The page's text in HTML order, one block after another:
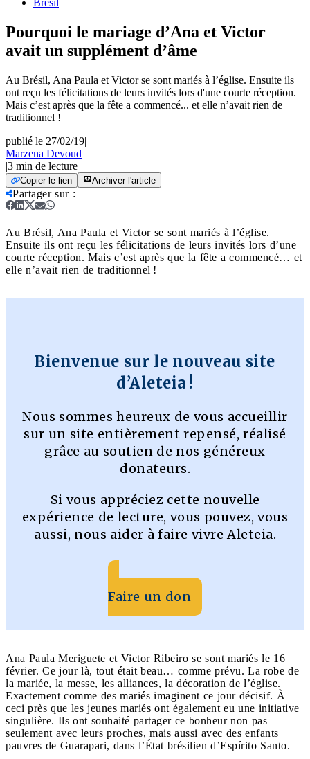
Brésil
Pourquoi le mariage d’Ana et Victor
avait un supplément d’âme
Au Brésil, Ana Paula et Victor se sont mariés à l’église. Ensuite ils
ont reçu les félicitations de leurs invités lors d'une courte réception.
Mais c’est après que la fête a commencé... et elle n’avait rien de
traditionnel !
publié le 27/02/19|
Marzena Devoud
|3 min de lecture
Copier le lien Archiver l'article
Partager sur:
Au Brésil, Ana Paula et Victor se sont mariés à l’église.
Ensuite ils ont reçu les félicitations de leurs invités lors d’une
courte réception. Mais c’est après que la fête a commencé… et
elle n’avait rien de traditionnel !
Bienvenue sur le nouveau site
d’Aleteia !
Nous sommes heureux de vous accueillir
sur un site entièrement repensé, réalisé
grâce au soutien de nos généreux
donateurs.
Si vous appréciez cette nouvelle
expérience de lecture, vous pouvez, vous
aussi, nous aider à faire vivre Aleteia.
Faire un don
Ana Paula Meriguete et Victor Ribeiro se sont mariés le 16
février. Ce jour là, tout était beau… comme prévu. La robe de
la mariée, la messe, les alliances, la décoration de l’église.
Exactement comme des mariés imaginent ce jour décisif. À
ceci près que les jeunes mariés ont également eu une initiative
singulière. Ils ont souhaité partager ce bonheur non pas
seulement avec leurs proches, mais aussi avec des enfants
pauvres de Guarapari, dans l’État brésilien d’Espírito Santo.